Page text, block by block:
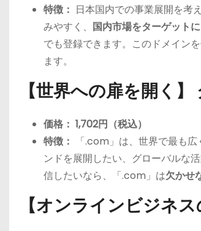
特徴： 日本国内での事業展開を考
みやすく、 国内市場をターゲット
でも登録できます。このドメイン
ます。
【世界への扉を開く
価格： 1,702円（税込）
特徴：
「.com」は、世界で最も
ンドを展開したい、グローバルな
信したいなら、「.com」は欠かせ
【オンラインビジネ